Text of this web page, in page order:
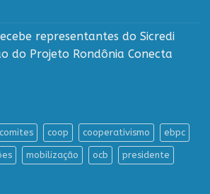
representantes do Sicredi
do Projeto Rondônia Conecta
comites coop cooperativismo ebpc
mobilização ocb presidente